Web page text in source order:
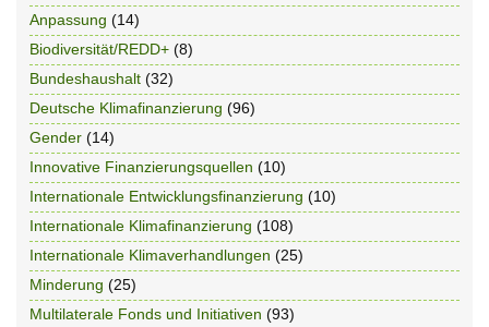
Anpassung (14)
Biodiversität/REDD+ (8)
Bundeshaushalt (32)
Deutsche Klimafinanzierung (96)
Gender (14)
Innovative Finanzierungsquellen (10)
Internationale Entwicklungsfinanzierung (10)
Internationale Klimafinanzierung (108)
Internationale Klimaverhandlungen (25)
Minderung (25)
Multilaterale Fonds und Initiativen (93)